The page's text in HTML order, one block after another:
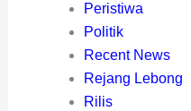
Peristiwa
Politik
Recent News
Rejang Lebong
Rilis